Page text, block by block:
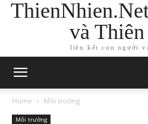
và
liên kết con người
Home Môi trường
Môi trường